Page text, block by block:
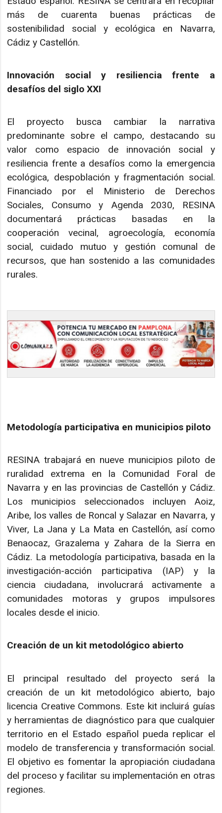
más de cuarenta buenas prácticas de
sostenibilidad social y ecológica en Navarra,
Cádiz y Castellón.
Innovación social y resiliencia frente a
desafíos del siglo XXI
El proyecto busca cambiar la narrativa
predominante sobre el campo, destacando su
valor como espacio de innovación social y
resiliencia frente a desafíos como la emergencia
ecológica, despoblación y fragmentación social.
Financiado por el Ministerio de Derechos
Sociales, Consumo y Agenda 2030, RESINA
documentará prácticas basadas en la
cooperación vecinal, agroecología, economía
social, cuidado mutuo y gestión comunal de
recursos, que han sostenido a las comunidades
rurales.
Metodología participativa en municipios piloto
RESINA trabajará en nueve municipios piloto de
ruralidad extrema en la Comunidad Foral de
Navarra y en las provincias de Castellón y Cádiz.
Los municipios seleccionados incluyen Aoiz,
Aribe, los valles de Roncal y Salazar en Navarra, y
Viver, La Jana y La Mata en Castellón, así como
Benaocaz, Grazalema y Zahara de la Sierra en
Cádiz. La metodología participativa, basada en la
investigación-acción participativa (IAP) y la
ciencia ciudadana, involucrará activamente a
comunidades motoras y grupos impulsores
locales desde el inicio.
Creación de un kit metodológico abierto
El principal resultado del proyecto será la
creación de un kit metodológico abierto, bajo
licencia Creative Commons. Este kit incluirá guías
y herramientas de diagnóstico para que cualquier
territorio en el Estado español pueda replicar el
modelo de transferencia y transformación social.
El objetivo es fomentar la apropiación ciudadana
del proceso y facilitar su implementación en otras
regiones.